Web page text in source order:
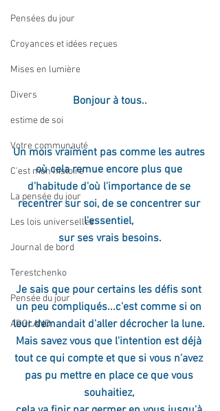
Pensées du jour
Croyances et idées reçues
Mises en lumière
Divers
estime de soi
Votre communauté
C'est mon histoire
La pensée du jour
Les lois universelles
Journal de bord
Terestchenko
Pensée du jour
ADOLAND
Bonjour à tous..
Un mois vraiment pas comme les autres
où cela remue encore plus que
d'habitude d'où l'importance de se
recentrer sur soi, de se concentrer sur
l'essentiel,
sur ses vrais besoins.
Je sais que pour certains les défis sont
un peu compliqués...c'est comme si on
leur demandait d'aller décrocher la lune.
Mais savez vous que l'intention est déjà
tout ce qui compte et que si vous n'avez
pas pu mettre en place ce que vous
souhaitiez,